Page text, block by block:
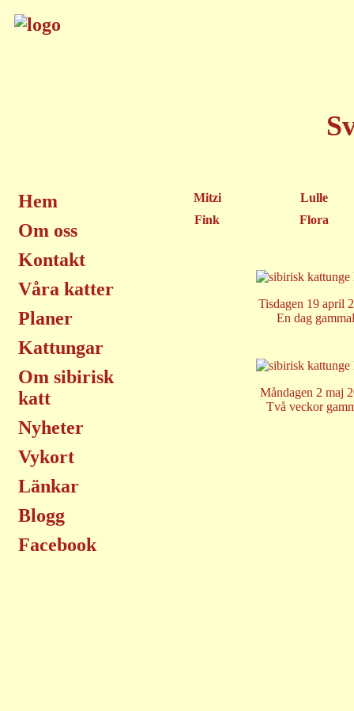
Hem
Om oss
Kontakt
Våra katter
Planer
Kattungar
Om sibirisk
katt
Nyheter
Vykort
Länkar
Blogg
Facebook
Mitzi
Lulle
Fink
Flora
Tisdagen 19 april
En dag gammal
Måndagen 2 maj
Två veckor